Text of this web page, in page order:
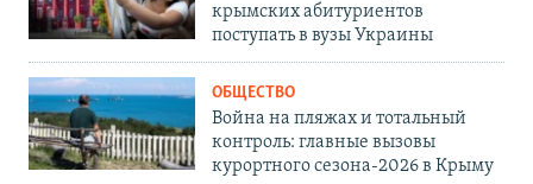
крымских абитуриентов
поступать в вузы Украины
ОБЩЕСТВО
Война на пляжах и тотальный
контроль: главные вызовы
курортного сезона-2026 в Крыму